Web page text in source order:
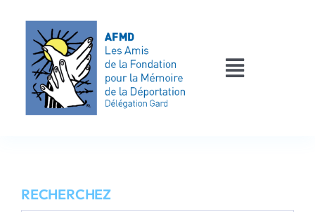
contenu
Toggle
AFMD 30
Les victimes
RECHERCHEZ